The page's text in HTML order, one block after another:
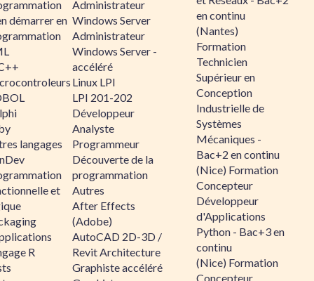
démarrer en
langages
et
R
Administrateur
Windows Server
Administrateur
Windows Server -
accéléré
Linux LPI
LPI 201-202
Développeur
Analyste
Programmeur
Découverte de la
programmation
Autres
After Effects
(Adobe)
AutoCAD 2D-3D /
Revit Architecture
Graphiste accéléré
en continu
(Nantes)
Formation
Technicien
Supérieur en
Conception
Industrielle de
Systèmes
Mécaniques -
Bac+2 en continu
(Nice) Formation
Concepteur
Développeur
d'Applications
Python - Bac+3 en
continu
(Nice) Formation
Concepteur